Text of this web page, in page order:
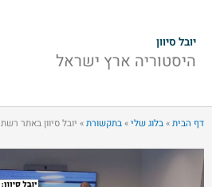
יובל סיוון
היסטוריה ארץ ישראל
דף הבית»בלוג שלי»בתקשורת» יובל סיוון באתר רשת 13: "חזרה לעבודה? לא ממש"